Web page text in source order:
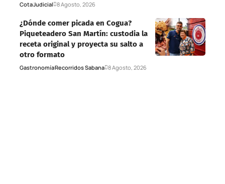
CotaJudicial 8 Agosto, 2026
¿Dónde comer picada en Cogua?
Piqueteadero San Martín: custodia la
receta original y proyecta su salto a
otro formato
GastronomíaRecorridos Sabana 8 Agosto, 2026